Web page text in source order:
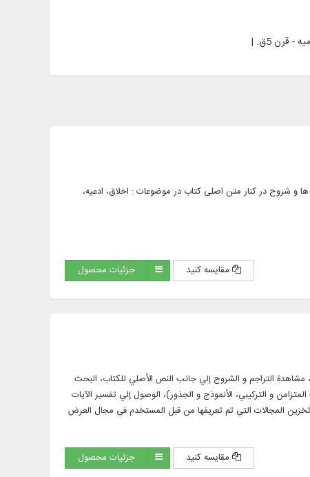
ترجمه ها و شروح در کنار متن اصلی کتاب در موضوعات : اخلاق، ادعیه،
مقایسه کنید جزئیات محصول
الترجمة و الشرح، مشاهدة التراجم و الشروح إلي جانب النص الأصلي للكتاب، البحث
و التركيبي، الأنموذج و الجذور)، الوصول إلي تفسير الآيات
المجالات التي تم تعريفها من قبل المستخدم في مجال العرض
مقایسه کنید جزئیات محصول